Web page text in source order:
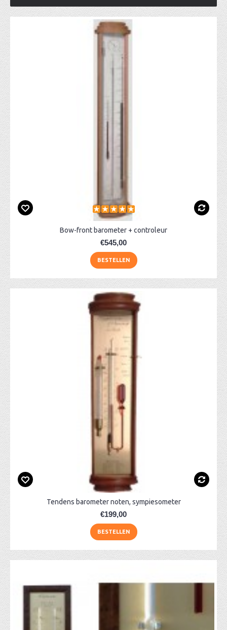
Bow-front barometer + controleur
€545,00
BESTELLEN
Tendens barometer noten, sympiesometer
€199,00
BESTELLEN